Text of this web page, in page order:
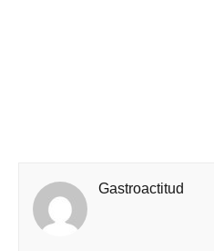
Gastroactitud